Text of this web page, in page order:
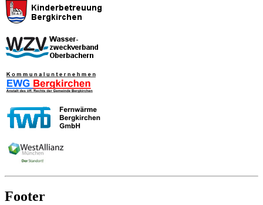
Footer